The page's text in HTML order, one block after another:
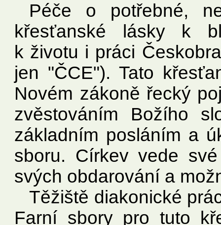
Péče o potřebné,
křesťanské lásky k
k životu i práci
jen "ČCE"). Tato
Novém zákoně řecký
zvěstováním Božího
základním posláním a
sboru. Církev vede
svých obdarování a
Těžiště diakonické
Farní sbory pro tuto